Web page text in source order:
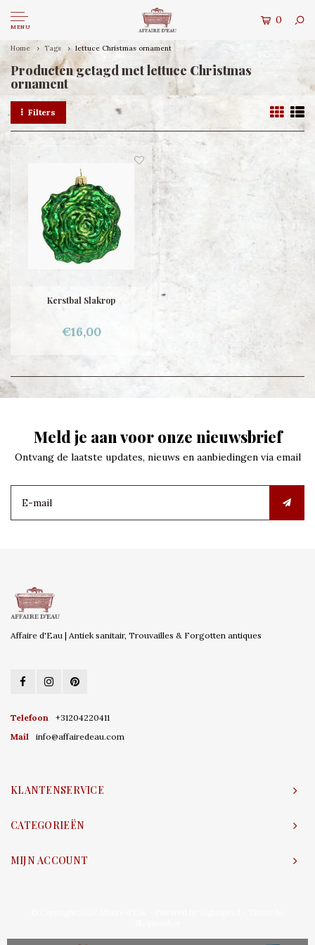
MENU
0
Home Tags lettuce Christmas ornament
Producten getagd met lettuce Christmas
ornament
Filters
Kerstbal Slakrop
€16,00
Meld je aan voor onze nieuwsbrief
Ontvang de laatste updates, nieuws en aanbiedingen via email
Affaire d'Eau | Antiek sanitair, Trouvailles & Forgotten antiques
Telefoon
+31204220411
Mail
info@affairedeau.com
KLANTENSERVICE
CATEGORIEËN
MIJN ACCOUNT